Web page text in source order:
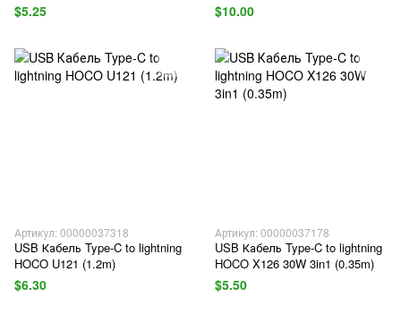
$5.25 $10.00
Артикул: 00000037318
USB Кабель Type-C to lightning
HOCO U121 (1.2m)
$6.30
Артикул: 00000037178
USB Кабель Type-C to lightning
HOCO X126 30W 3in1 (0.35m)
$5.50